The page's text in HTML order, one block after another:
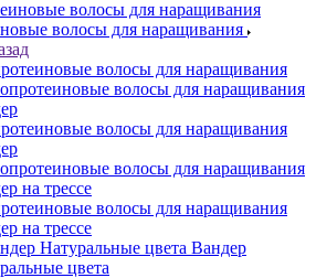
волосы для наращивания
волосы для наращивания
волосы для наращивания
волосы для наращивания
на трессе
Вандер
цвета